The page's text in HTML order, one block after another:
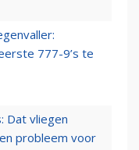
777-9’s te
Dat vliegen
probleem voor